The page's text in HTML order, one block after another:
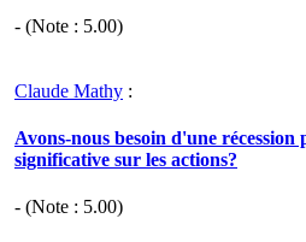
- (Note : 5.00)
Claude Mathy :
Avons-nous besoin d'une
significative sur les actions?
- (Note : 5.00)